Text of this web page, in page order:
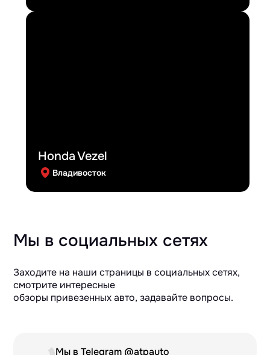
Honda Vezel
Владивосток
Мы в социальных сетях
Заходите на наши страницы в социальных сетях,
смотрите интересные
обзоры привезенных авто, задавайте вопросы.
Мы в Telegram @atpauto